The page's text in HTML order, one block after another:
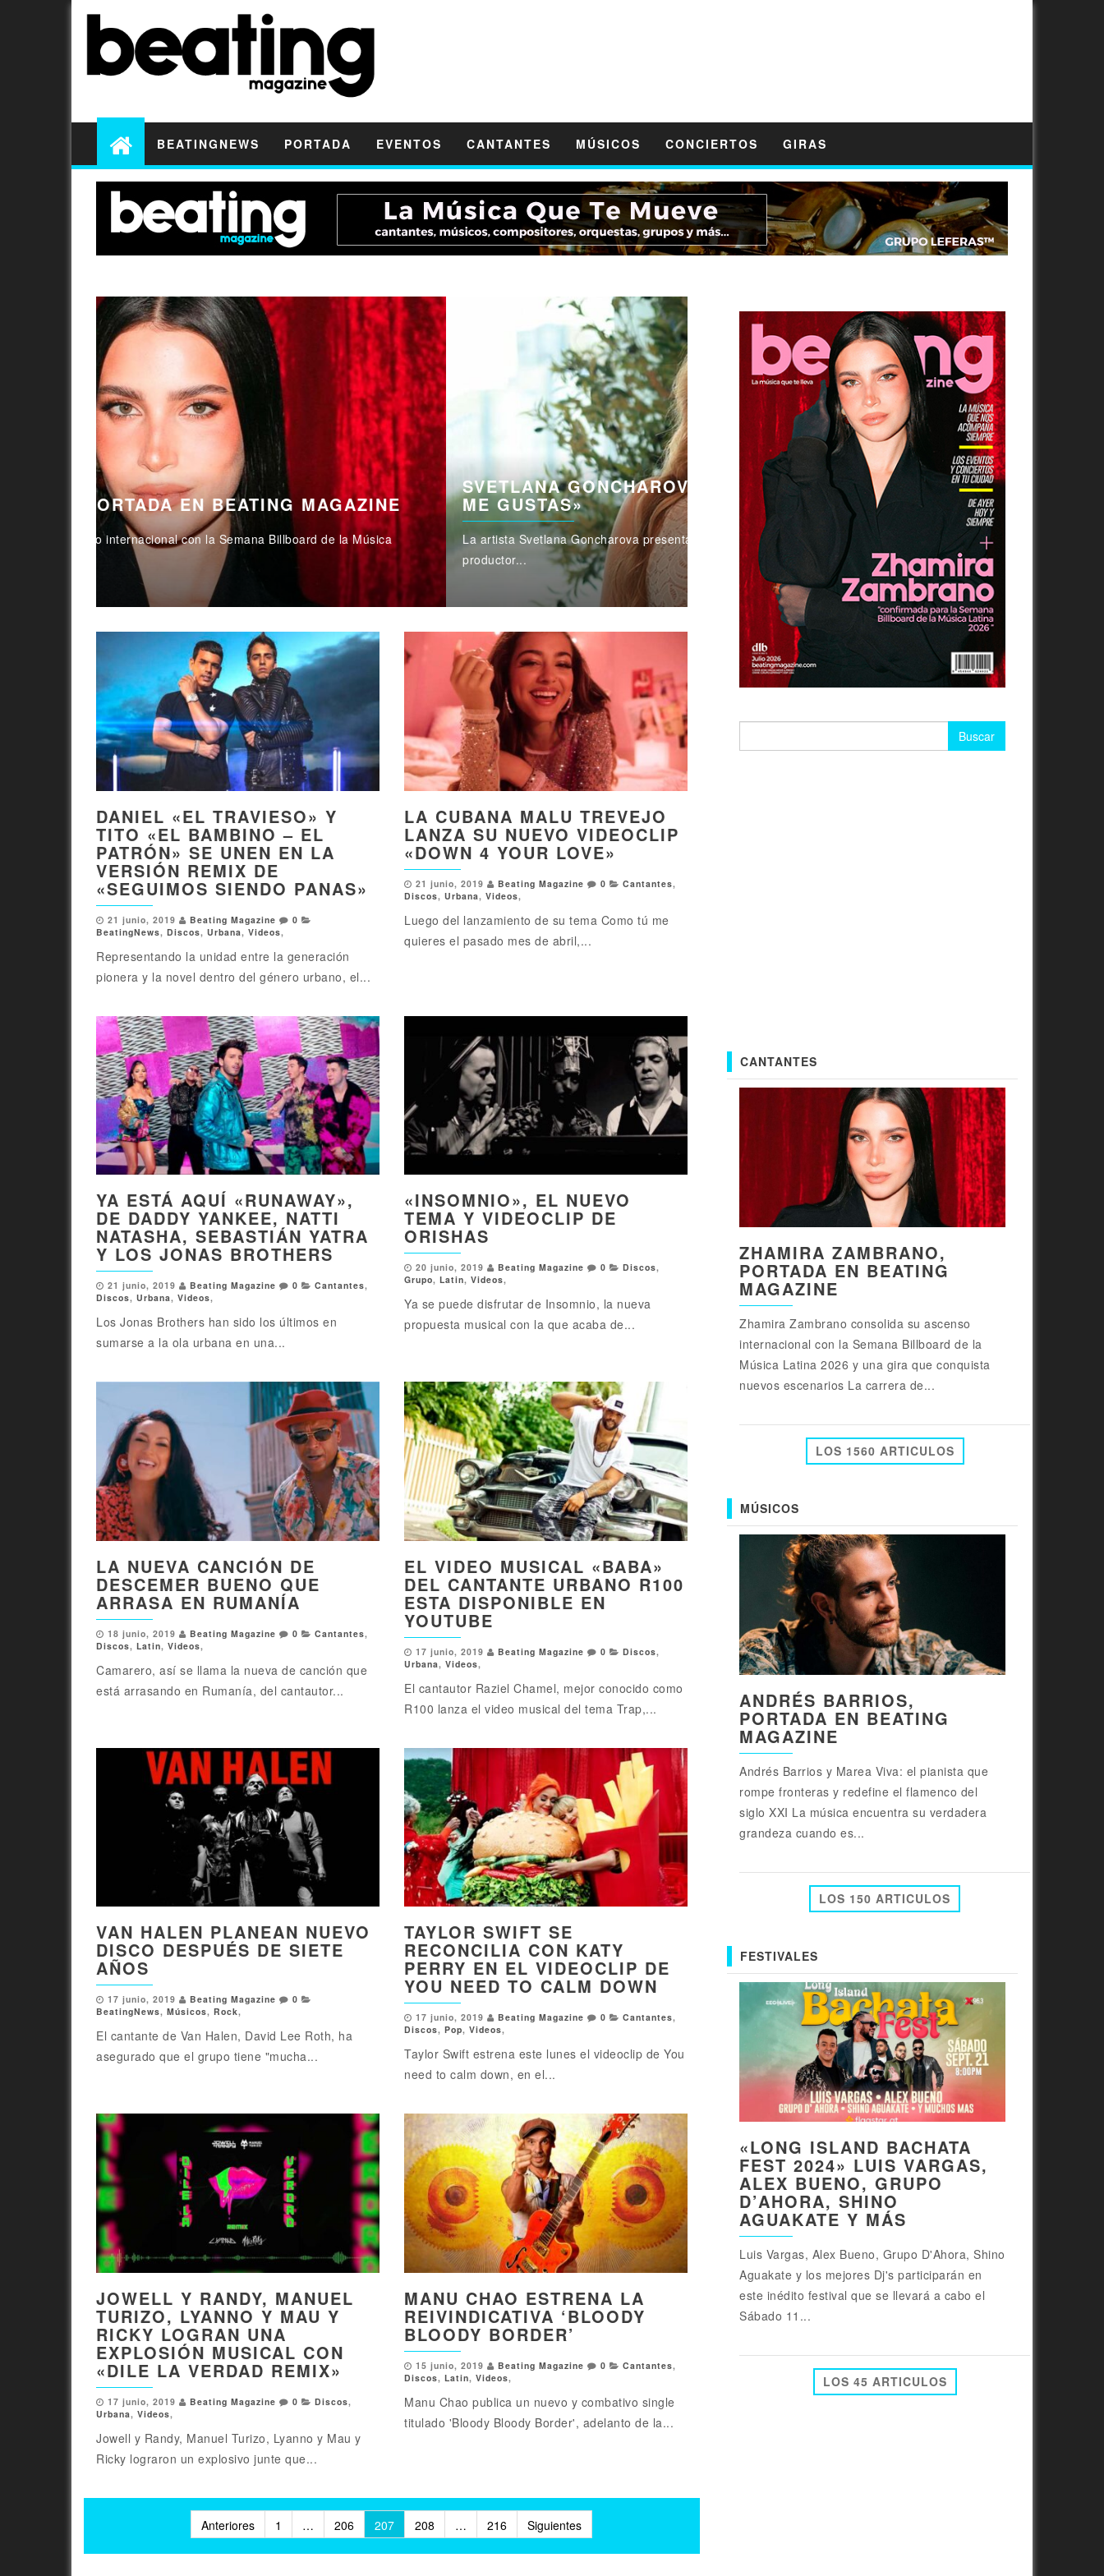
BEATINGNEWS PORTADA EVENTOS CANTANTES MÚSICOS CONCIERTOS GIRAS
SVETLANA GONCHAROVA Y DEREKVINCI PRESENTAN «TÚ
ME GUSTAS»
La artista Svetlana Goncharova presenta su nuevo sencillo "Quiero Pero Tengo Miedo" junto al
productor...
MUERE BONNIE TYLER, CANTANTE
OCHENTERO “TOTAL ECLIPSE OF THE
La estrella galesa del pop murió a los 75 años en un hospital de
DANIEL «EL TRAVIESO» Y
TITO «EL BAMBINO – EL
PATRÓN» SE UNEN EN LA
VERSIÓN REMIX DE
«SEGUIMOS SIENDO PANAS»
21 junio, 2019 Beating Magazine
0
BeatingNews, Discos, Urbana, Videos,
Representando la unidad entre la generación
pionera y la novel dentro del género urbano, el...
LA CUBANA MALU TREVEJO
LANZA SU NUEVO VIDEOCLIP
«DOWN 4 YOUR LOVE»
21 junio, 2019 Beating Magazine 0 Cantantes,
Discos, Urbana, Videos,
Luego del lanzamiento de su tema Como tú me
quieres el pasado mes de abril,...
YA ESTÁ AQUÍ «RUNAWAY»,
DE DADDY YANKEE, NATTI
NATASHA, SEBASTIÁN YATRA
Y LOS JONAS BROTHERS
21 junio, 2019 Beating Magazine 0 Cantantes,
Discos, Urbana, Videos,
Los Jonas Brothers han sido los últimos en
sumarse a la ola urbana en una...
«INSOMNIO», EL NUEVO
TEMA Y VIDEOCLIP DE
ORISHAS
20 junio, 2019 Beating Magazine 0 Discos,
Grupo, Latin, Videos,
Ya se puede disfrutar de Insomnio, la nueva
propuesta musical con la que acaba de...
LA NUEVA CANCIÓN DE
DESCEMER BUENO QUE
ARRASA EN RUMANÍA
18 junio, 2019 Beating Magazine 0 Cantantes,
Discos, Latin, Videos,
Camarero, así se llama la nueva de canción que
está arrasando en Rumanía, del cantautor...
EL VIDEO MUSICAL «BABA»
DEL CANTANTE URBANO R100
ESTA DISPONIBLE EN
YOUTUBE
17 junio, 2019 Beating Magazine 0 Discos,
Urbana, Videos,
El cantautor Raziel Chamel, mejor conocido como
R100 lanza el video musical del tema Trap,...
VAN HALEN PLANEAN NUEVO
DISCO DESPUÉS DE SIETE
AÑOS
17 junio, 2019 Beating Magazine
0
BeatingNews, Músicos, Rock,
El cantante de Van Halen, David Lee Roth, ha
asegurado que el grupo tiene "mucha...
TAYLOR SWIFT SE
RECONCILIA CON KATY
PERRY EN EL VIDEOCLIP DE
YOU NEED TO CALM DOWN
17 junio, 2019 Beating Magazine 0 Cantantes,
Discos, Pop, Videos,
Taylor Swift estrena este lunes el videoclip de You
need to calm down, en el...
JOWELL Y RANDY, MANUEL
TURIZO, LYANNO Y MAU Y
RICKY LOGRAN UNA
EXPLOSIÓN MUSICAL CON
«DILE LA VERDAD REMIX»
17 junio, 2019 Beating Magazine 0 Discos,
Urbana, Videos,
Jowell y Randy, Manuel Turizo, Lyanno y Mau y
Ricky lograron un explosivo junte que...
MANU CHAO ESTRENA LA
REIVINDICATIVA ‘BLOODY
BLOODY BORDER’
15 junio, 2019 Beating Magazine 0 Cantantes,
Discos, Latin, Videos,
Manu Chao publica un nuevo y combativo single
titulado 'Bloody Bloody Border', adelanto de la...
Paginación
de
Anteriores 1 … 206 207 208 … 216 Siguientes
CANTANTES
ZHAMIRA ZAMBRANO,
PORTADA EN BEATING
MAGAZINE
Zhamira Zambrano consolida su ascenso
internacional con la Semana Billboard de la
Música Latina 2026 y una gira que conquista
nuevos escenarios La carrera de...
LOS 1560 ARTICULOS
MÚSICOS
ANDRÉS BARRIOS,
PORTADA EN BEATING
MAGAZINE
Andrés Barrios y Marea Viva: el pianista que
rompe fronteras y redefine el flamenco del
siglo XXI La música encuentra su verdadera
grandeza cuando es...
LOS 150 ARTICULOS
FESTIVALES
«LONG ISLAND BACHATA
FEST 2024» LUIS VARGAS,
ALEX BUENO, GRUPO
D’AHORA, SHINO
AGUAKATE Y MÁS
Luis Vargas, Alex Bueno, Grupo D'Ahora, Shino
Aguakate y los mejores Dj's participarán en
este inédito festival que se llevará a cabo el
Sábado 11...
LOS 45 ARTICULOS